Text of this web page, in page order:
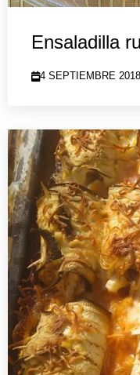
Ensaladilla
4 SEPTIEMBRE 2018